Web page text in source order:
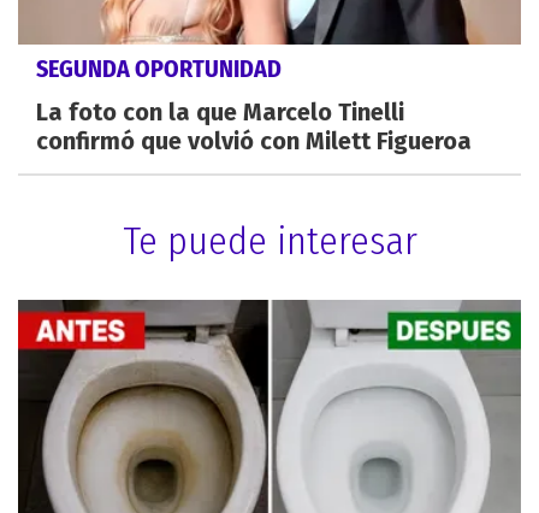
SEGUNDA OPORTUNIDAD
La foto con la que Marcelo Tinelli
confirmó que volvió con Milett Figueroa
Te puede interesar